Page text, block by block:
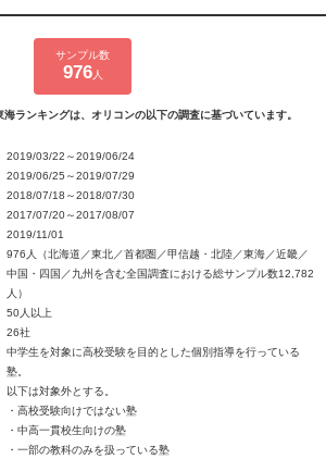
サンプル数
976人
ランキングは、オリコンの以下の調査に基づいています。
2019/03/22～2019/06/24
2019/06/25～2019/07/29
2018/07/18～2018/07/30
2017/07/20～2017/08/07
2019/11/01
976人（北海道／東北／首都圏／甲信越・北陸／東海／近畿／
中国・四国／九州を含む全国調査における総サンプル数12,782
人）
50人以上
26社
中学生を対象に高校受験を目的とした個別指導を行っている
塾。
以下は対象外とする。
・高校受験向けではない塾
・中高一貫校生向けの塾
・一部の教科のみを扱っている塾